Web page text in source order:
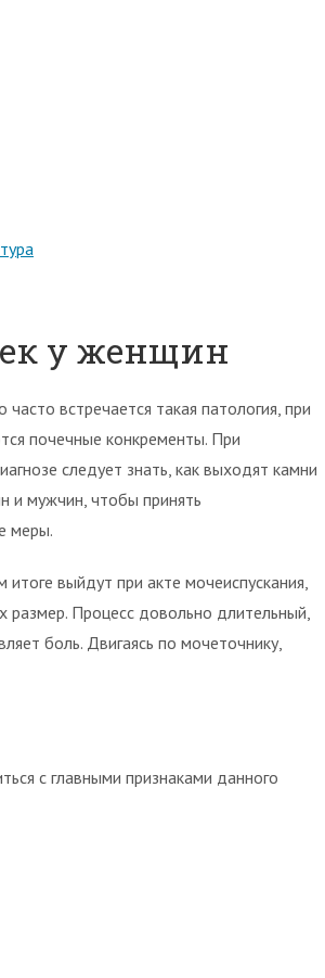
у женщин
встречается такая патология, при
почечные конкременты. При
следует знать, как выходят камни
и мужчин, чтобы принять
меры.
выйдут при акте мочеиспускания,
размер. Процесс довольно длительный,
боль. Двигаясь по мочеточнику,
с главными признаками данного